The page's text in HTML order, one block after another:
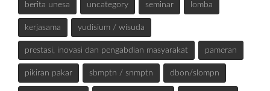
berita unesa uncategory seminar lomba
kerjasama yudisium / wisuda
prestasi, inovasi dan pengabdian masyarakat pameran
pikiran pakar sbmptn / snmptn dbon/slompn